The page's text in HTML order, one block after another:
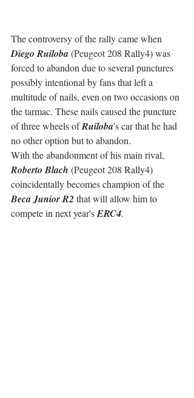
The controversy of the rally came when
Diego Ruiloba (Peugeot 208 Rally4) was
forced to abandon due to several punctures
possibly intentional by fans that left a
multitude of nails, even on two occasions on
the tarmac. These nails caused the puncture
of three wheels of Ruiloba's car that he had
no other option but to abandon.
With the abandonment of his main rival,
Roberto Blach (Peugeot 208 Rally4)
coincidentally becomes champion of the
Beca Junior R2 that will allow him to
compete in next year's ERC4.